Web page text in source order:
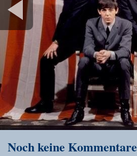
Noch keine Kommentare